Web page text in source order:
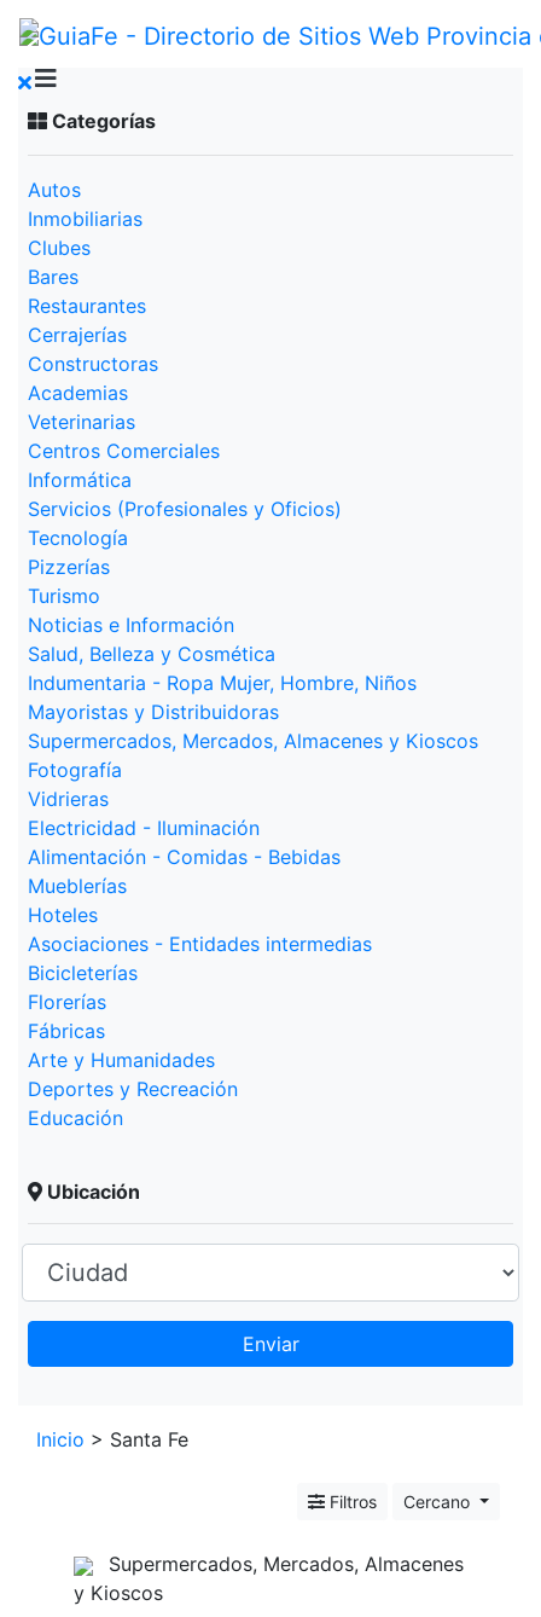
Categorías
Autos
Inmobiliarias
Clubes
Bares
Restaurantes
Cerrajerías
Constructoras
Academias
Veterinarias
Centros Comerciales
Informática
Servicios (Profesionales y Oficios)
Tecnología
Pizzerías
Turismo
Noticias e Información
Salud, Belleza y Cosmética
Indumentaria - Ropa Mujer, Hombre, Niños
Mayoristas y Distribuidoras
Supermercados, Mercados, Almacenes y Kioscos
Fotografía
Vidrieras
Electricidad - Iluminación
Alimentación - Comidas - Bebidas
Mueblerías
Hoteles
Asociaciones - Entidades intermedias
Bicicleterías
Florerías
Fábricas
Arte y Humanidades
Deportes y Recreación
Educación
Ubicación
Enviar
+
Inicio > Santa Fe
Filtros Cercano
Supermercados, Mercados, Almacenes
y Kioscos